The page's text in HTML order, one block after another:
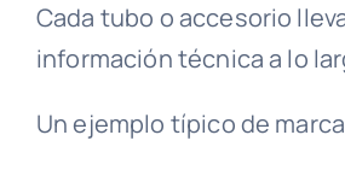
Cada tubo o accesorio
información técnica a lo
Un ejemplo típico de